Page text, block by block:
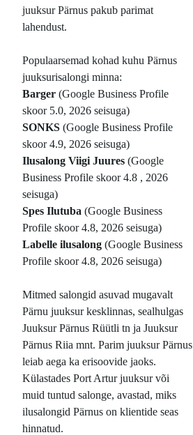
juuksur Pärnus pakub parimat
lahendust.
Populaarsemad kohad kuhu Pärnus
juuksurisalongi minna:
Barger (Google Business Profile
skoor 5.0, 2026 seisuga)
SONKS (Google Business Profile
skoor 4.9, 2026 seisuga)
Ilusalong Viigi Juures (Google
Business Profile skoor 4.8 , 2026
seisuga)
Spes Ilutuba (Google Business
Profile skoor 4.8, 2026 seisuga)
Labelle ilusalong (Google Business
Profile skoor 4.8, 2026 seisuga)
Mitmed salongid asuvad mugavalt
Pärnu juuksur kesklinnas, sealhulgas
Juuksur Pärnus Rüütli tn ja Juuksur
Pärnus Riia mnt. Parim juuksur Pärnus
leiab aega ka erisoovide jaoks.
Külastades Port Artur juuksur või
muid tuntud salonge, avastad, miks
ilusalongid Pärnus on klientide seas
hinnatud.